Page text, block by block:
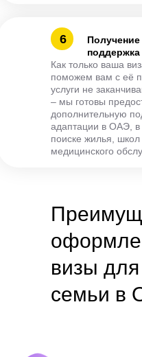
поддержка
Как только ваша
поможем вам с её
услуги не
– мы готовы
дополнительную
адаптации в ОАЭ,
поиске жилья,
медицинского
6
визы
семьи в